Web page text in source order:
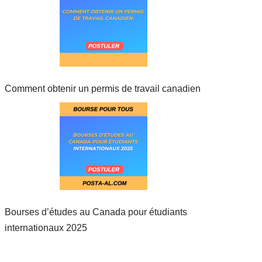
Comment obtenir un permis de travail canadien
Bourses d’études au Canada pour étudiants
internationaux 2025